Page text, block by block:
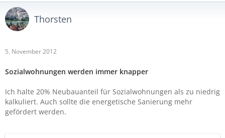
Thorsten
5. November 2012
Sozialwohnungen werden immer knapper
Ich halte 20% Neubauanteil für Sozialwohnungen als zu niedrig
kalkuliert. Auch sollte die energetische Sanierung mehr
gefördert werden.